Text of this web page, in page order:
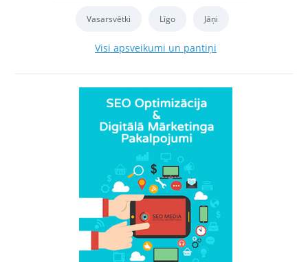
Vasarsvētki Līgo Jāņi
Visi apsveikumi un pantiņi